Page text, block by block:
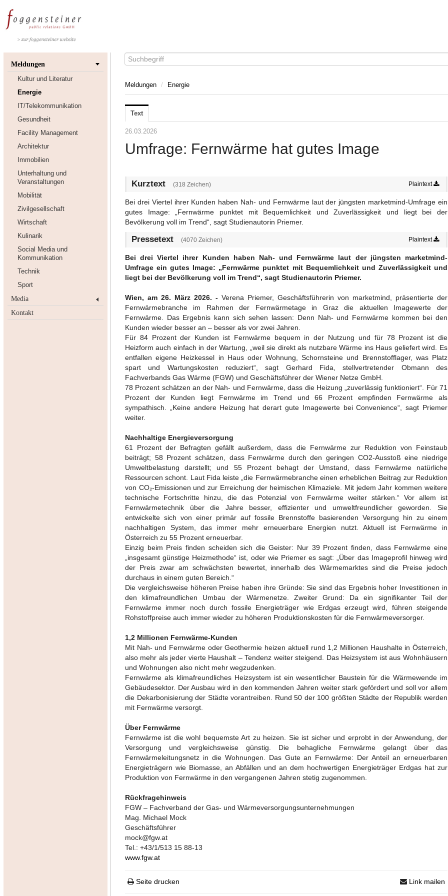
Meldungen
Kultur und Literatur
Energie
IT/Telekommunikation
Gesundheit
Facility Management
Architektur
Immobilien
Unterhaltung und
Veranstaltungen
Mobilität
Zivilgesellschaft
Wirtschaft
Kulinarik
Social Media und
Kommunikation
Technik
Sport
Media
Kontakt
Meldungen / Energie
Text
26.03.2026
Umfrage: Fernwärme hat gutes Image
Kurztext (318 Zeichen) Plaintext
Bei drei Viertel ihrer Kunden haben Nah- und Fernwärme laut der jüngsten marketmind-Umfrage ein
gutes Image: „Fernwärme punktet mit Bequemlichkeit und Zuverlässigkeit und liegt bei der
Bevölkerung voll im Trend“, sagt Studienautorin Priemer.
Pressetext (4070 Zeichen) Plaintext
Bei drei Viertel ihrer Kunden haben Nah- und Fernwärme laut der jüngsten marketmind-
Umfrage ein gutes Image: „Fernwärme punktet mit Bequemlichkeit und Zuverlässigkeit und
liegt bei der Bevölkerung voll im Trend“, sagt Studienautorin Priemer.
Wien, am 26. März 2026. - Verena Priemer, Geschäftsführerin von marketmind, präsentierte der
Fernwärmebranche im Rahmen der Fernwärmetage in Graz die aktuellen Imagewerte der
Fernwärme. Das Ergebnis kann sich sehen lassen: Denn Nah- und Fernwärme kommen bei den
Kunden wieder besser an – besser als vor zwei Jahren.
Für 84 Prozent der Kunden ist Fernwärme bequem in der Nutzung und für 78 Prozent ist die
Heizform auch einfach in der Wartung, „weil sie direkt als nutzbare Wärme ins Haus geliefert wird. Es
entfallen eigene Heizkessel in Haus oder Wohnung, Schornsteine und Brennstofflager, was Platz
spart und Wartungskosten reduziert“, sagt Gerhard Fida, stellvertretender Obmann des
Fachverbands Gas Wärme (FGW) und Geschäftsführer der Wiener Netze GmbH.
78 Prozent schätzen an der Nah- und Fernwärme, dass die Heizung „zuverlässig funktioniert“. Für 71
Prozent der Kunden liegt Fernwärme im Trend und 66 Prozent empfinden Fernwärme als
sympathisch. „Keine andere Heizung hat derart gute Imagewerte bei Convenience“, sagt Priemer
weiter.
Nachhaltige Energieversorgung
61 Prozent der Befragten gefällt außerdem, dass die Fernwärme zur Reduktion von Feinstaub
beiträgt; 58 Prozent schätzen, dass Fernwärme durch den geringen CO2-Ausstoß eine niedrige
Umweltbelastung darstellt; und 55 Prozent behagt der Umstand, dass Fernwärme natürliche
Ressourcen schont. Laut Fida leiste „die Fernwärmebranche einen erheblichen Beitrag zur Reduktion
von CO₂-Emissionen und zur Erreichung der heimischen Klimaziele. Mit jedem Jahr kommen weitere
technische Fortschritte hinzu, die das Potenzial von Fernwärme weiter stärken.“ Vor allem ist
Fernwärmetechnik über die Jahre besser, effizienter und umweltfreundlicher geworden. Sie
entwickelte sich von einer primär auf fossile Brennstoffe basierenden Versorgung hin zu einem
nachhaltigen System, das immer mehr erneuerbare Energien nutzt. Aktuell ist Fernwärme in
Österreich zu 55 Prozent erneuerbar.
Einzig beim Preis finden scheiden sich die Geister: Nur 39 Prozent finden, dass Fernwärme eine
„insgesamt günstige Heizmethode“ ist, oder wie Priemer es sagt: „Über das Imageprofil hinweg wird
der Preis zwar am schwächsten bewertet, innerhalb des Wärmemarktes sind die Preise jedoch
durchaus in einem guten Bereich.“
Die vergleichsweise höheren Preise haben ihre Gründe: Sie sind das Ergebnis hoher Investitionen in
den klimafreundlichen Umbau der Wärmenetze. Zweiter Grund: Da ein signifikanter Teil der
Fernwärme immer noch durch fossile Energieträger wie Erdgas erzeugt wird, führen steigende
Rohstoffpreise auch immer wieder zu höheren Produktionskosten für die Fernwärmeversorger.
1,2 Millionen Fernwärme-Kunden
Mit Nah- und Fernwärme oder Geothermie heizen aktuell rund 1,2 Millionen Haushalte in Österreich,
also mehr als jeder vierte Haushalt – Tendenz weiter steigend. Das Heizsystem ist aus Wohnhäusern
und Wohnungen also nicht mehr wegzudenken.
Fernwärme als klimafreundliches Heizsystem ist ein wesentlicher Baustein für die Wärmewende im
Gebäudesektor. Der Ausbau wird in den kommenden Jahren weiter stark gefördert und soll vor allem
die Dekarbonisierung der Städte vorantreiben. Rund 50 der 100 größten Städte der Republik werden
mit Fernwärme versorgt.
Über Fernwärme
Fernwärme ist die wohl bequemste Art zu heizen. Sie ist sicher und erprobt in der Anwendung, der
Versorgung und vergleichsweise günstig. Die behagliche Fernwärme gelangt über das
Fernwärmeleitungsnetz in die Wohnungen. Das Gute an Fernwärme: Der Anteil an erneuerbaren
Energieträgern wie Biomasse, an Abfällen und an dem hochwertigen Energieträger Erdgas hat zur
Produktion von Fernwärme in den vergangenen Jahren stetig zugenommen.
Rückfragehinweis
FGW – Fachverband der Gas- und Wärmeversorgungsunternehmungen
Mag. Michael Mock
Geschäftsführer
mock@fgw.at
Tel.: +43/1/513 15 88-13
www.fgw.at
Seite drucken Link mailen